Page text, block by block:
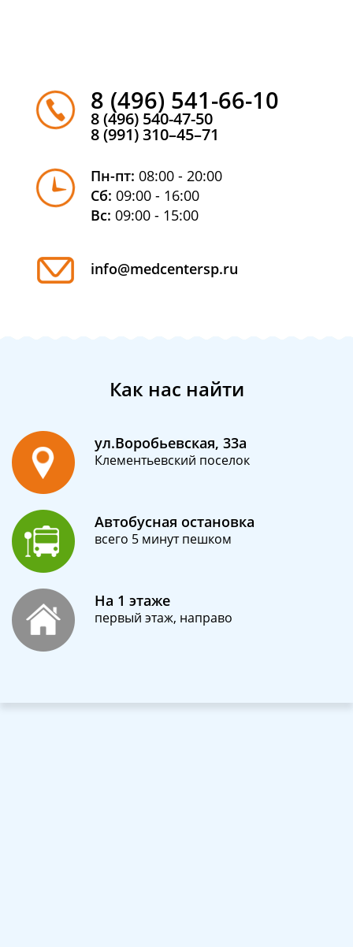
8 (496) 541-66-10
8 (496) 540-47-50
8 (991) 310–45–71
Пн-пт: 08:00 - 20:00
Сб: 09:00 - 16:00
Вс: 09:00 - 15:00
info@medcentersp.ru
Как нас найти
ул.Воробьевская, 33а
Клементьевский поселок
Автобусная остановка
всего 5 минут пешком
На 1 этаже
первый этаж, направо